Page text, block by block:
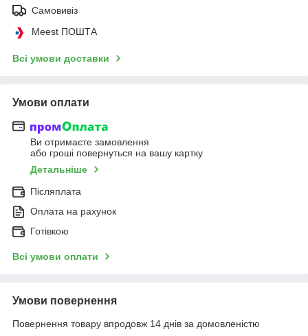
Самовивіз
Meest ПОШТА
Всі умови доставки
Умови оплати
Ви отримаєте замовлення
або гроші повернуться на вашу картку
Детальніше
Післяплата
Оплата на рахунок
Готівкою
Всі умови оплати
Умови повернення
Повернення товару впродовж 14 днів за домовленістю